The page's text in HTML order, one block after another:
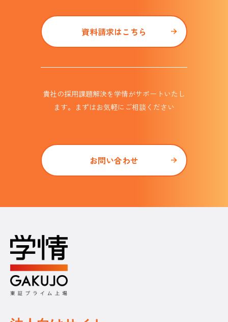
資料請求はこちら
貴社の採用課題解決を学情がサポート いたし
ます。まずはお気軽にご相談ください
お問い合わせ